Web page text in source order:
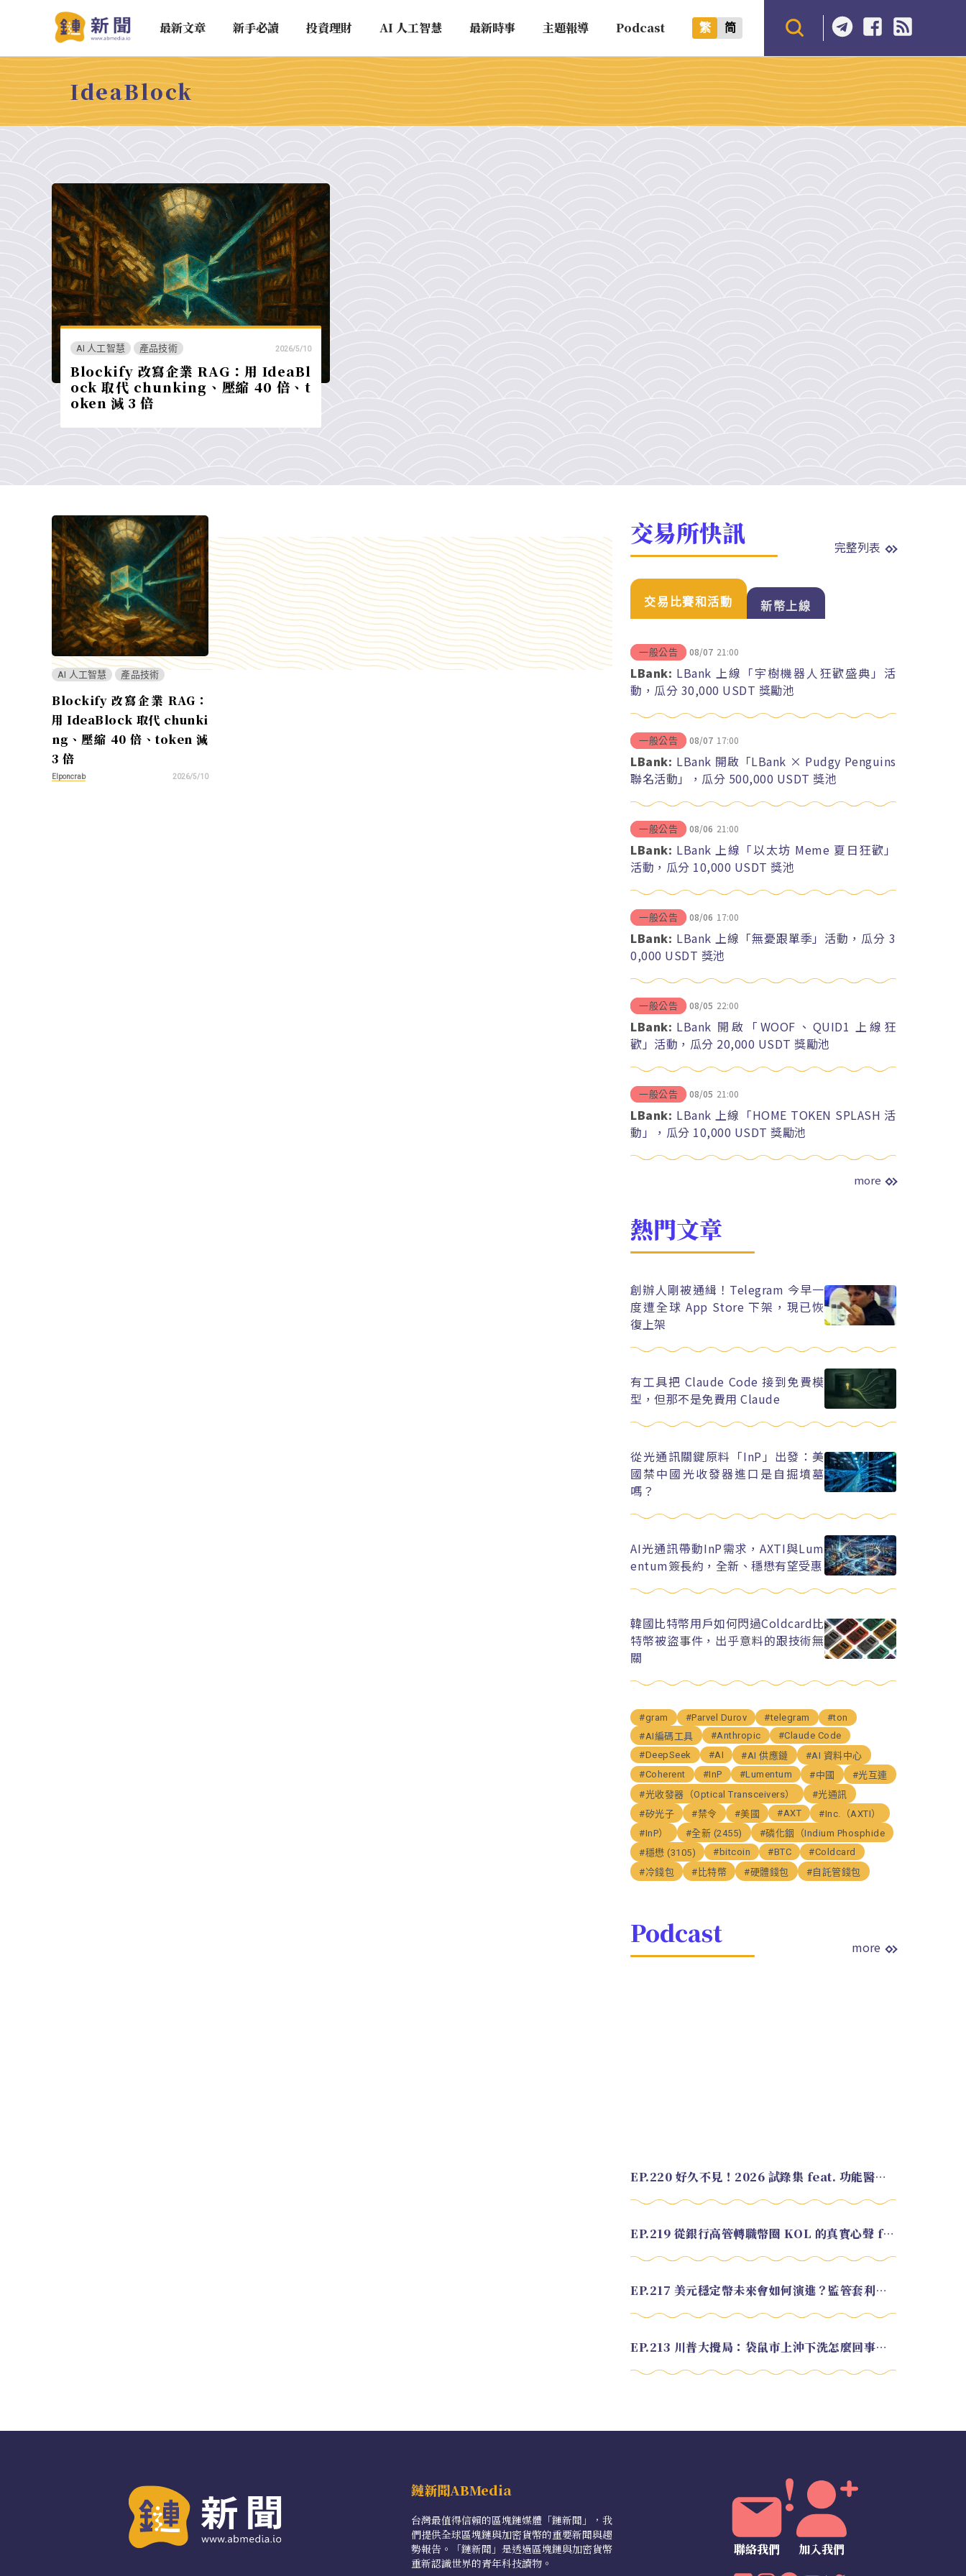
最新文章 新手必讀 投資理財 AI 人工智慧 最新時事 主題報導 Podcast 繁 简
IdeaBlock
AI 人工智慧 產品技術 2026/5/10
Blockify 改寫企業 RAG：用 IdeaBl
ock 取代 chunking、壓縮 40 倍、t
oken 減 3 倍
AI 人工智慧 產品技術
Blockify 改寫企業 RAG：
用 IdeaBlock 取代 chunki
ng、壓縮 40 倍、token 減
3 倍
Elponcrab 2026/5/10
交易所快訊 完整列表
交易比賽和活動 新幣上線
一般公告 08/07 21:00
LBank: LBank 上線「宇樹機器人狂歡盛典」活
動，瓜分 30,000 USDT 獎勵池
一般公告 08/07 17:00
LBank: LBank 開啟「LBank × Pudgy Penguins
聯名活動」，瓜分 500,000 USDT 獎池
一般公告 08/06 21:00
LBank: LBank 上線「以太坊 Meme 夏日狂歡」
活動，瓜分 10,000 USDT 獎池
一般公告 08/06 17:00
LBank: LBank 上線「無憂跟單季」活動，瓜分 3
0,000 USDT 獎池
一般公告 08/05 22:00
LBank: LBank 開啟「WOOF、QUID1 上線狂
歡」活動，瓜分 20,000 USDT 獎勵池
一般公告 08/05 21:00
LBank: LBank 上線「HOME TOKEN SPLASH 活
動」，瓜分 10,000 USDT 獎勵池
more
熱門文章
創辦人剛被通緝！Telegram 今早一
度遭全球 App Store 下架，現已恢
復上架
有工具把 Claude Code 接到免費模
型，但那不是免費用 Claude
從光通訊關鍵原料「InP」出發：美
國禁中國光收發器進口是自掘墳墓
嗎？
AI光通訊帶動InP需求，AXTI與Lum
entum簽長約，全新、穩懋有望受惠
韓國比特幣用戶如何閃過Coldcard比
特幣被盜事件，出乎意料的跟技術無
關
#gram #Parvel Durov #telegram
#ton
#AI編碼工具
#Anthropic
#Claude Code
#DeepSeek
#AI #AI 供應鏈
#AI 資料中心
#Coherent
#InP #Lumentum #中國
#光互連
#光收發器（Optical Transceivers）
#光通訊
#矽光子
#禁令 #美國 #AXT
#Inc.（AXTI）
#InP）
#全新 (2455)
#磷化銦（Indium Phosphide
#穩懋 (3105)
#bitcoin #BTC
#Coldcard
#冷錢包
#比特幣 #硬體錢包 #自託管錢包
Podcast more
EP.220 好久不見！2026 試錄集 feat. 功能醫學營養師 美寶
EP.219 從銀行高管轉職幣圈 KOL 的真實心聲 feat.龜大
EP.217 美元穩定幣未來會如何演進？監管套利終將收斂？feat. 研究員 余哲安
EP.213 川普大攪局：袋鼠市上沖下洗怎麼回事？feat. Alvin
鏈新聞ABMedia
台灣最值得信賴的區塊鏈媒體「鏈新聞」，我
們提供全球區塊鏈與加密貨幣的重要新聞與趨
勢報告。「鏈新聞」是透過區塊鏈與加密貨幣
重新認識世界的青年科技讀物。
聯絡我們 加入我們